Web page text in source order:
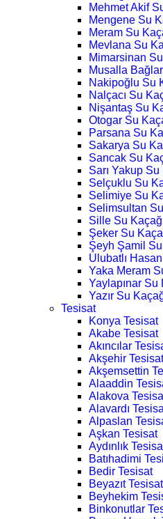
Mehmet Akif
Mengene Su
Meram Su
Mevlana Su
Mimarsinan
Musalla
Nakipoğlu Su
Nalçacı Su
Nişantaş Su
Otogar Su
Parsana Su
Sakarya Su
Sancak Su
Sarı Yakup Su
Selçuklu Su
Selimiye Su
Selimsultan
Sille Su
Şeker Su
Şeyh Şamil
Ulubatlı
Yaka Meram
Yaylapınar Su
Yazır Su
Tesisat
Konya Tesisat
Akabe Tesisat
Akıncılar
Akşehir Tesisat
Akşemsettin
Alaaddin
Alakova
Alavardı
Alpaslan
Aşkan Tesisat
Aydınlık
Batıhadimi
Bedir Tesisat
Beyazıt Tesisat
Beyhekim
Binkonutlar